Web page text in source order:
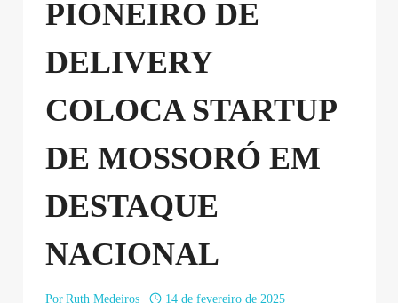
PIONEIRO DE
DELIVERY
COLOCA STARTUP
DE MOSSORÓ EM
DESTAQUE
NACIONAL
Por Ruth Medeiros
14 de fevereiro de 2025